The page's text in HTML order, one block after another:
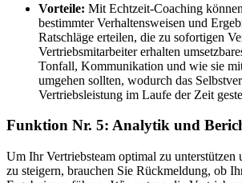
Vorteile: Mit Echtzeit-Coaching
bestimmter Verhaltensweisen und
Ratschläge erteilen, die zu sofortigen
Vertriebsmitarbeiter erhalten
Tonfall, Kommunikation und wie sie
umgehen sollten, wodurch das
Vertriebsleistung im Laufe der Zeit
Funktion Nr. 5: Analytik und
Um Ihr Vertriebsteam optimal zu unterstützen
zu steigern, brauchen Sie Rückmeldung, ob